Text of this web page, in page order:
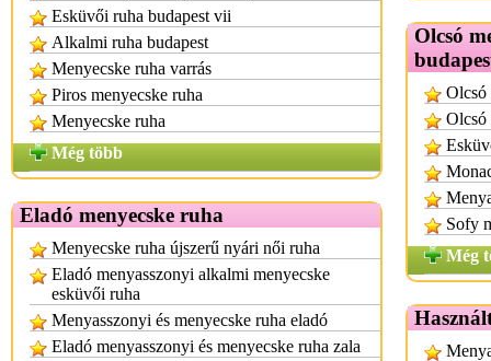
Esküvői ruha budapest vii
Alkalmi ruha budapest
Menyecske ruha varrás
Piros menyecske ruha
Menyecske ruha
Még több
Eladó menyecske ruha
Menyecske ruha újszerű nyári női ruha
Eladó menyasszonyi alkalmi menyecske
esküvői ruha
Menyasszonyi és menyecske ruha eladó
Eladó menyasszonyi és menyecske ruha zala
Olcsó
Olcsó
Olcsó
Sofy
Még